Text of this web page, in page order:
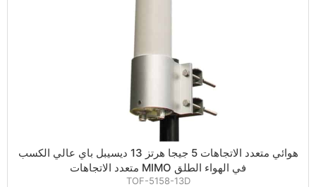
هوائي متعدد الاتجاهات 5 جيجا هرتز 13 ديسيبل باي عالي الكسب
في الهواء الطلق MIMO متعدد الاتجاهات
TOF-5158-13D